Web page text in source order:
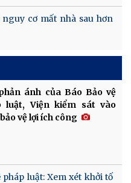
cơ mất nhà sau hơn
ánh của Báo Bảo vệ
luật, Viện kiểm sát vào
vệ lợi ích công
luật: Xem xét khởi tố